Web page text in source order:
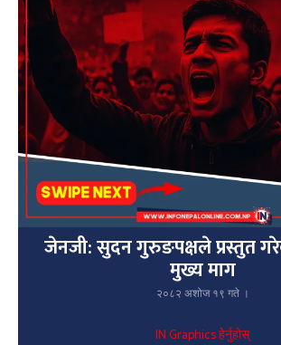
जेनजी: सुदन गुरुङपक्षले प्रस्तुत
मुख्य माग
२०८२ अशोज १९ गते ।
IN Graphics हेर्नुहोस्